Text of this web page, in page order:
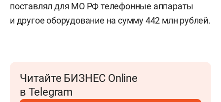
поставлял для МО РФ телефонные аппараты
и другое оборудование на сумму 442 млн рублей.
Читайте БИЗНЕС Online
в Telegram